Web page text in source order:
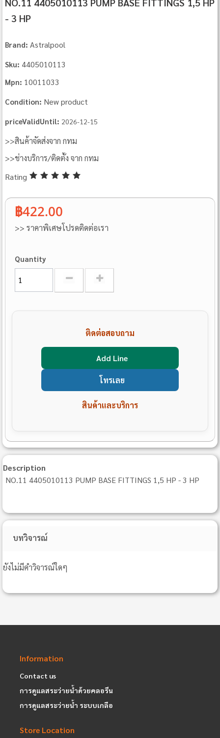
NO.11 4405010113 PUMP BASE FITTINGS 1,5 HP
- 3 HP
Brand: Astralpool
Sku: 4405010113
Mpn: 10011033
Condition: New product
priceValidUntil: 2026-12-15
>>สินค้าจัดส่งจาก กทม
>>ช่างบริการ/ติดตั้ง จาก กทม
Rating
฿422.00
>> ราคาพิเศษโปรดติดต่อเรา
Quantity
ติดต่อสอบถาม
Add Line
โทรเลย
สินค้าและบริการ
Description
NO.11 4405010113 PUMP BASE FITTINGS 1,5 HP - 3 HP
บทวิจารณ์
ยังไม่มีคำวิจารณ์ใดๆ
Information
Contact us
การดูแลสระว่ายน้ำด้วยคลอรีน
การดูแลสระว่ายน้ำ ระบบเกลือ
Store Location